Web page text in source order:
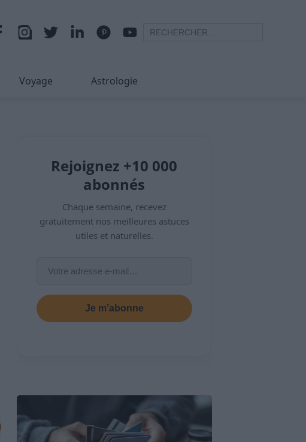
Voyage Astrologie
Rejoignez +10 000
abonnés
Chaque semaine, recevez
gratuitement nos meilleures astuces
utiles et naturelles.
Je m’abonne